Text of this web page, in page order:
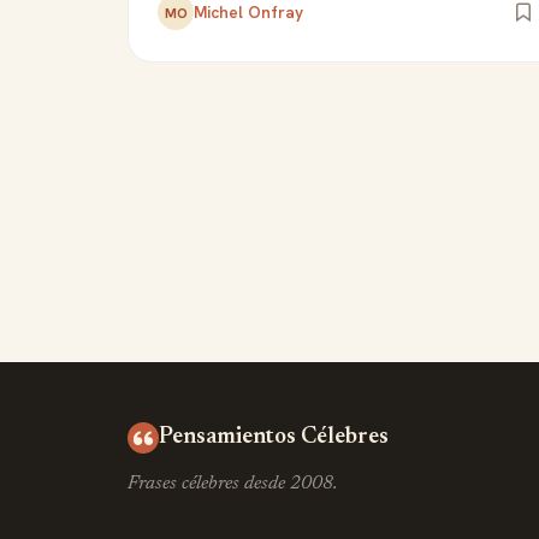
MO Michel Onfray
Pensamientos Célebres
Frases célebres desde 2008.